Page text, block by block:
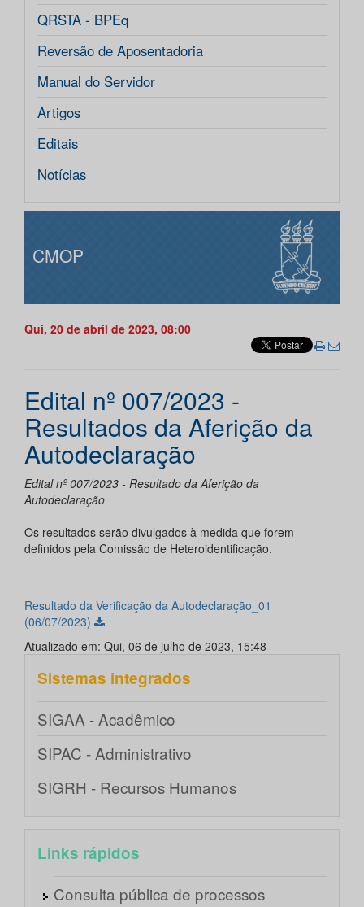
QRSTA - BPEq
Reversão de Aposentadoria
Manual do Servidor
Artigos
Editais
Notícias
CMOP
Qui, 20 de abril de 2023, 08:00
Edital nº 007/2023 -
Resultados da Aferição da
Autodeclaração
Edital nº 007/2023 - Resultado da Aferição da
Autodeclaração
Os resultados serão divulgados à medida que forem
definidos pela Comissão de Heteroidentificação.
Resultado da Verificação da Autodeclaração_01
(06/07/2023)
Atualizado em: Qui, 06 de julho de 2023, 15:48
Sistemas integrados
SIGAA - Acadêmico
SIPAC - Administrativo
SIGRH - Recursos Humanos
Links rápidos
Consulta pública de processos